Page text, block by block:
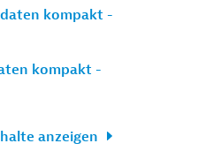
kompakt -
kompakt -
anzeigen